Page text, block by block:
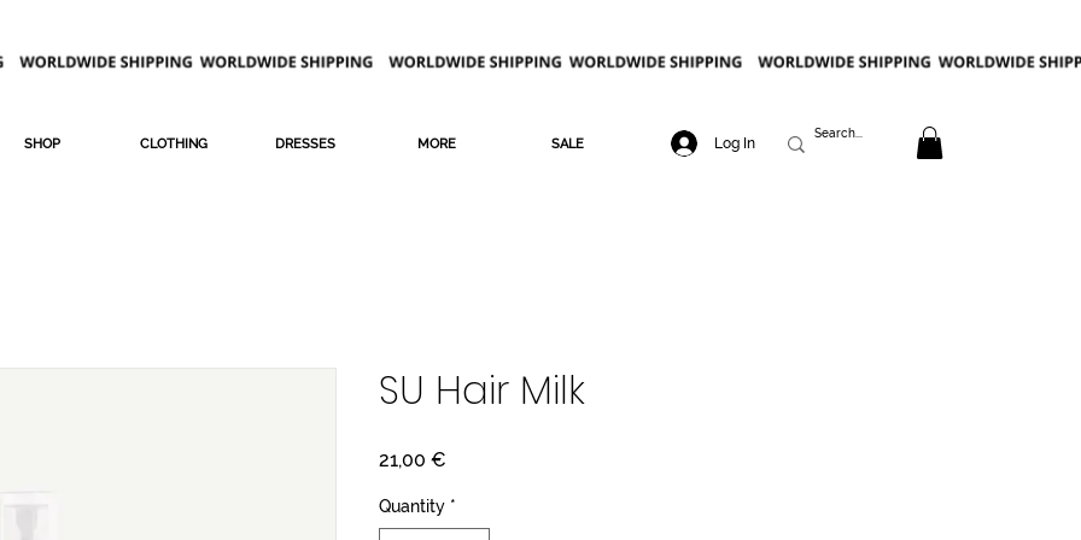
SHOP CLOTHING DRESSES MORE SALE Log In
SU Hair Milk
21,00 €
Quantity *